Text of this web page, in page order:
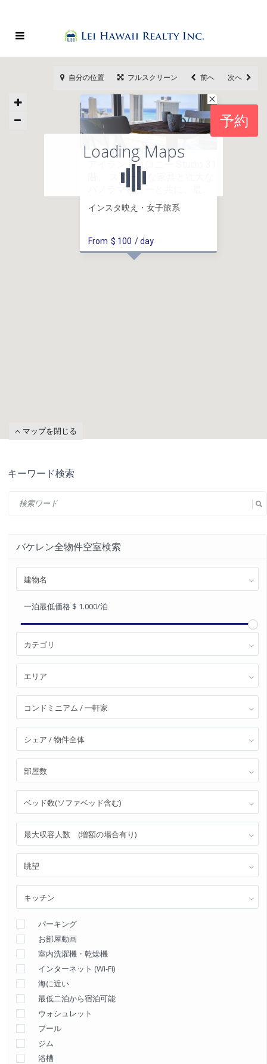
アイランドコロニー Studio 31
パノラマビューと共に、最...
インスタ映え・女子旅系
From $ 100 / day
Loading Maps
マップを閉じる
自分の位置 フルスクリーン 前へ 次へ
予約
キーワード検索
バケレン全物件空室検索
建物名
一泊最低価格 $ 1.000/泊
カテゴリ
エリア
コンドミニアム / 一軒家
シェア / 物件全体
部屋数
ベッド数(ソファベッド含む)
最大収容人数 (増額の場合有り)
眺望
キッチン
パーキング
お部屋動画
室内洗濯機・乾燥機
インターネット (Wi-Fi)
海に近い
最低二泊から宿泊可能
ウォシュレット
プール
ジム
浴槽